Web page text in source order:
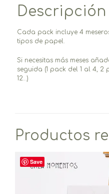
Descripción
Cada pack incluye 4
tipos de papel.
Si necesitas más meses
seguida (1 pack del 1 al 4, 2
12…)
Productos
Save